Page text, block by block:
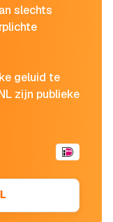
slechts
geluid te
zijn publieke